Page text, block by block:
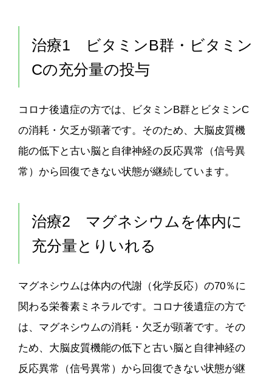
治療1 ビタミンB群・ビタミン
Cの充分量の投与
コロナ後遺症の方では、ビタミンB群とビタミンC
の消耗・欠乏が顕著です。そのため、大脳皮質機
能の低下と古い脳と自律神経の反応異常（信号異
常）から回復できない状態が継続しています。
治療2 マグネシウムを体内に
充分量とりいれる
マグネシウムは体内の代謝（化学反応）の70％に
関わる栄養素ミネラルです。コロナ後遺症の方で
は、マグネシウムの消耗・欠乏が顕著です。その
ため、大脳皮質機能の低下と古い脳と自律神経の
反応異常（信号異常）から回復できない状態が継